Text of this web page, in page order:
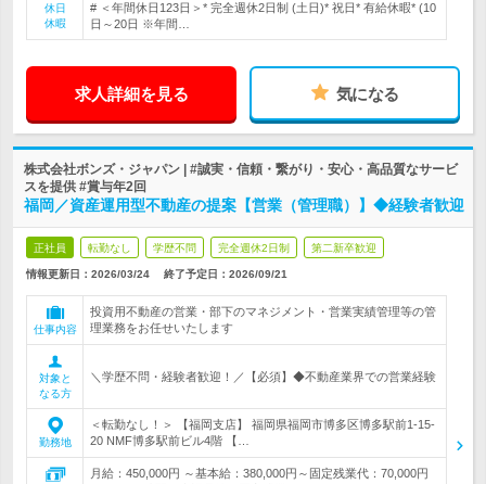
休日
休暇
# ＜年間休日123日＞* 完全週休2日制 (土日)* 祝日* 有給休暇* (10
日～20日 ※年間…
求人詳細を見る 気になる
株式会社ボンズ・ジャパン | #誠実・信頼・繋がり・安心・高品質なサービ
スを提供 #賞与年2回
福岡／資産運用型不動産の提案【営業（管理職）】◆経験者歓迎
正社員 転勤なし 学歴不問 完全週休2日制 第二新卒歓迎
情報更新日：2026/03/24 終了予定日： 2026/09/21
仕事内容
投資用不動産の営業・部下のマネジメント・営業実績管理等の管
理業務をお任せいたします
対象と
なる方
＼学歴不問・経験者歓迎！／【必須】◆不動産業界での営業経験
勤務地
＜転勤なし！＞ 【福岡支店】 福岡県福岡市博多区博多駅前1-15-
20 NMF博多駅前ビル4階 【…
月給：450,000円 ～基本給：380,000円～固定残業代：70,000円